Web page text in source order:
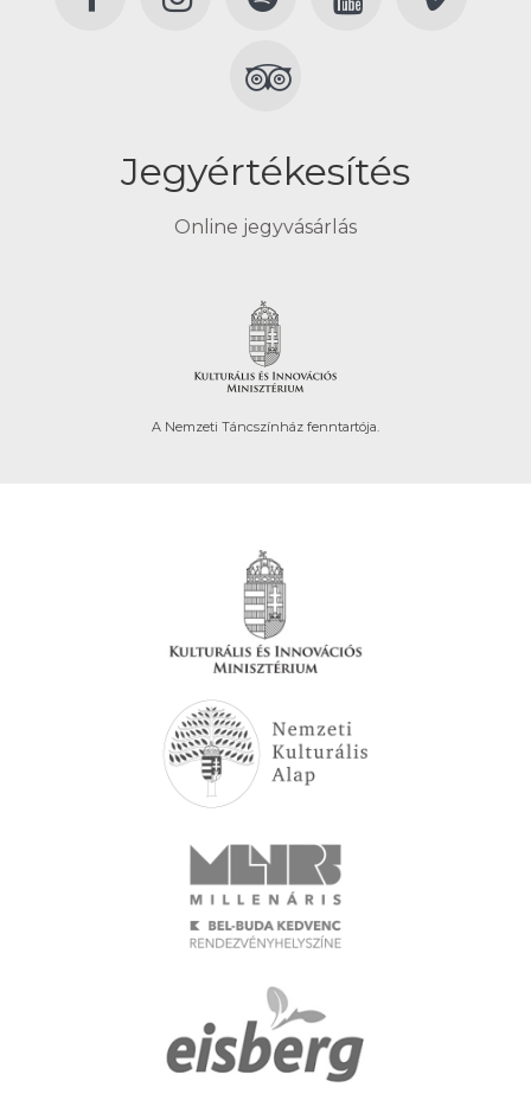
Jegyértékesítés
Online jegyvásárlás
A Nemzeti Táncszínház fenntartója.